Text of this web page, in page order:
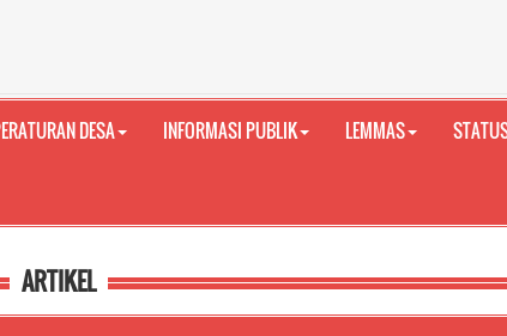
DESA INFORMASI PUBLIK LEMMAS
ARTIKEL